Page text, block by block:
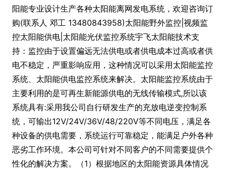
阳能专业设计生产各种太阳能离网发电系统，欢迎咨询订
购(联系人 邓工 13480843958)太阳能野外监控|视频监
控太阳能供电|太阳能光伏监控系统宇飞太阳能技术支
持：监控由于设置偏远无法供电或者供电成本过高或者供
电不稳定，严重影响应用，这种情况可以采用太阳能监控
系统、太阳能供电监控系统来解决。太阳能监控系统由于
主要利用的是可再生新能源供电的无线传输模式,所以该
系统具有:采用我公司自行研发生产的充放电逆变控制系
统，可输出12V/24V/36V/48/220V等不同电压，满足各
种设备的供电需要，系统运行可靠稳定，能满足户外各种
恶劣工作环境。本公司可针对不同客户的不同需要提供个
性化的解决方案。（1）根据地区的太阳能资源具体情况